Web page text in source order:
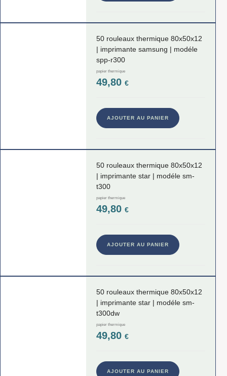
50 rouleaux thermique 80x50x12
| imprimante samsung | modéle
spp-r300
papier thermique
49,80€
AJOUTER AU PANIER
50 rouleaux thermique 80x50x12
| imprimante star | modéle sm-
t300
papier thermique
49,80€
AJOUTER AU PANIER
50 rouleaux thermique 80x50x12
| imprimante star | modéle sm-
t300dw
papier thermique
49,80€
AJOUTER AU PANIER